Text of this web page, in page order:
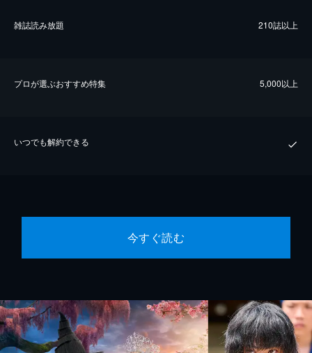
雑誌読み放題 210誌以上
プロが選ぶおすすめ特集 5,000以上
いつでも解約できる
今すぐ読む